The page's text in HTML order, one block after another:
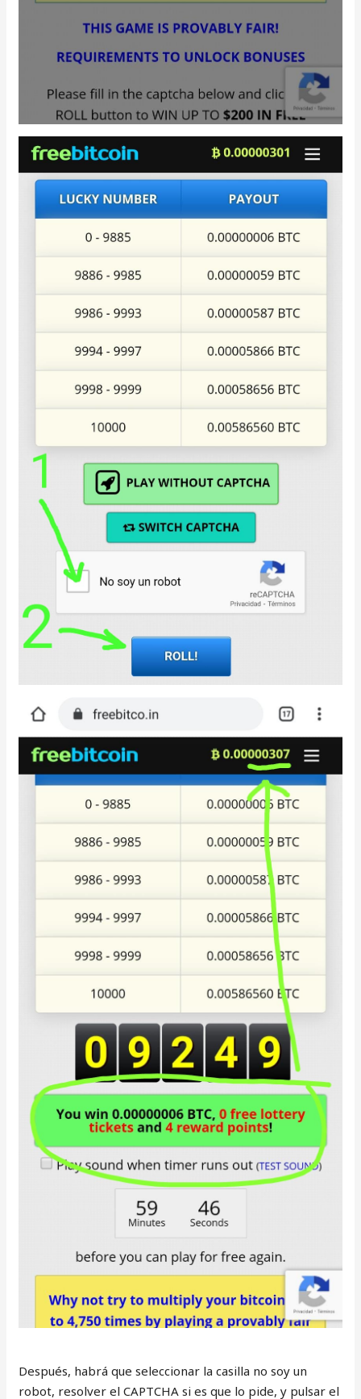
Después, habrá que seleccionar la casilla no soy un
robot, resolver el CAPTCHA si es que lo pide, y pulsar el